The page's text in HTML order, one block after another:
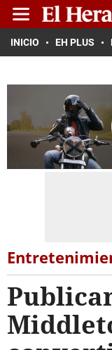
INICIO EH PLUS